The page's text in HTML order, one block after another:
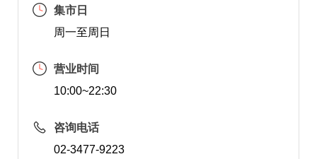
集市日
周一至周日
营业时间
10:00~22:30
咨询电话
02-3477-9223